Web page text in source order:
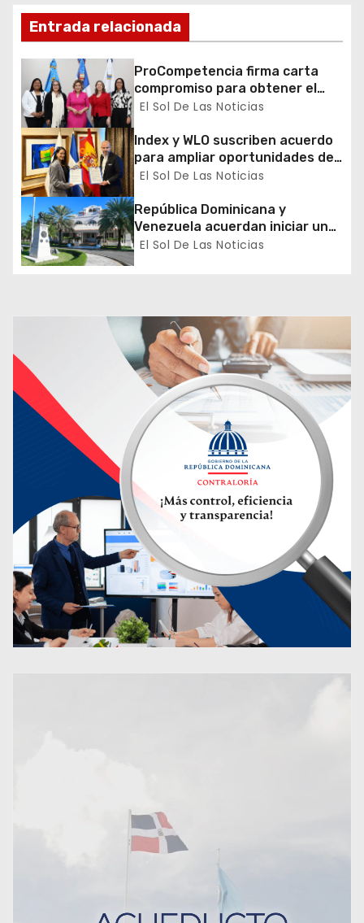
ó
n
d
e
e
n
t
r
a
s
Entrada relacionada
ProCompetencia firma carta
compromiso para obtener el
Sello Igualando RD para el
El Sol De Las Noticias
Index y WLO suscriben acuerdo
para ampliar oportunidades de
formación de dominicanos en el
El Sol De Las Noticias
República Dominicana y
Venezuela acuerdan iniciar un
proceso de normalización
El Sol De Las Noticias